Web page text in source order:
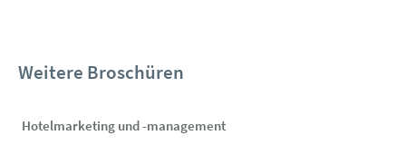
Weitere Broschüren
Hotelmarketing und -management